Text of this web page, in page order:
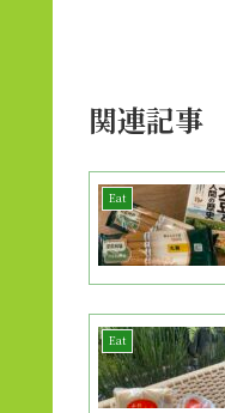
関連記事
Eat
Eat